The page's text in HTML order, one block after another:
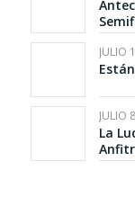
JULIO
JULIO
La